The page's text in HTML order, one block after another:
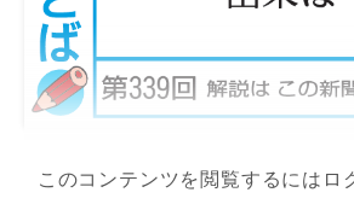
このコンテンツを閲覧するにはロ